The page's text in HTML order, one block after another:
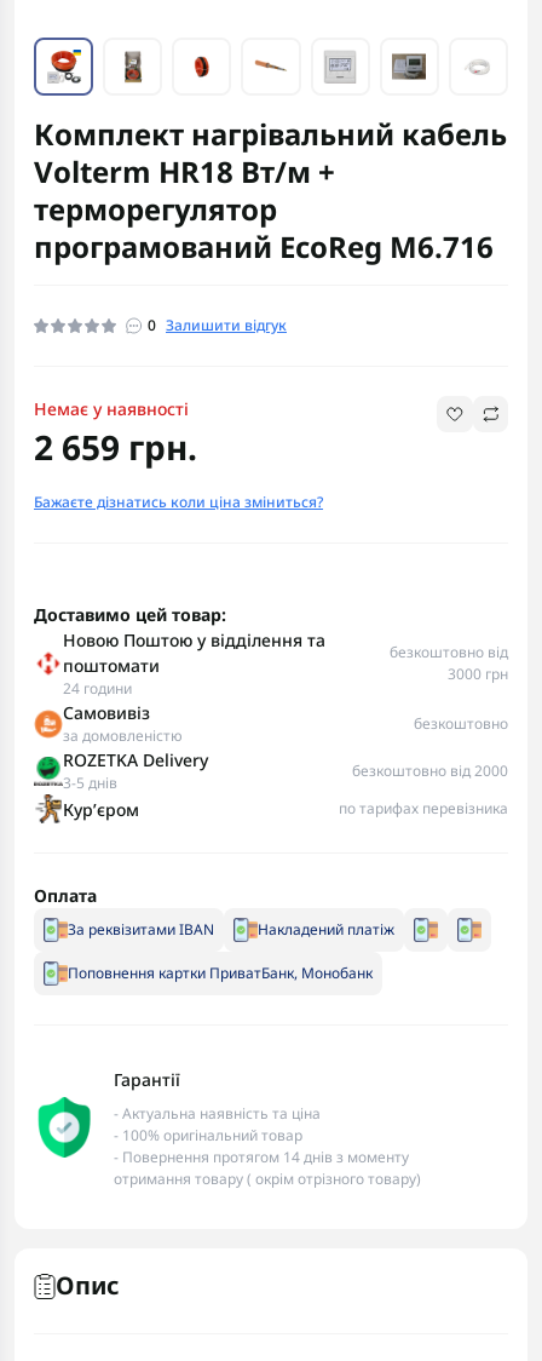
Комплект нагрівальний кабель
Volterm HR18 Вт/м +
терморегулятор
програмований EcoReg М6.716
0 Залишити відгук
Немає у наявності
2 659 грн.
Бажаєте дізнатись коли ціна зміниться?
Доставимо цей товар:
Новою Поштою у відділення та
поштомати
24 години
безкоштовно від
3000 грн
Самовивіз
за домовленістю
безкоштовно
ROZETKA Delivery
3-5 днів
безкоштовно від 2000
Курʼєром по тарифах перевізника
Оплата
За реквізитами IBAN Накладений платіж
Поповнення картки ПриватБанк, Монобанк
Гарантії
- Актуальна наявність та ціна
- 100% оригінальний товар
- Повернення протягом 14 днів з моменту
отримання товару ( окрім отрізного товару)
Опис